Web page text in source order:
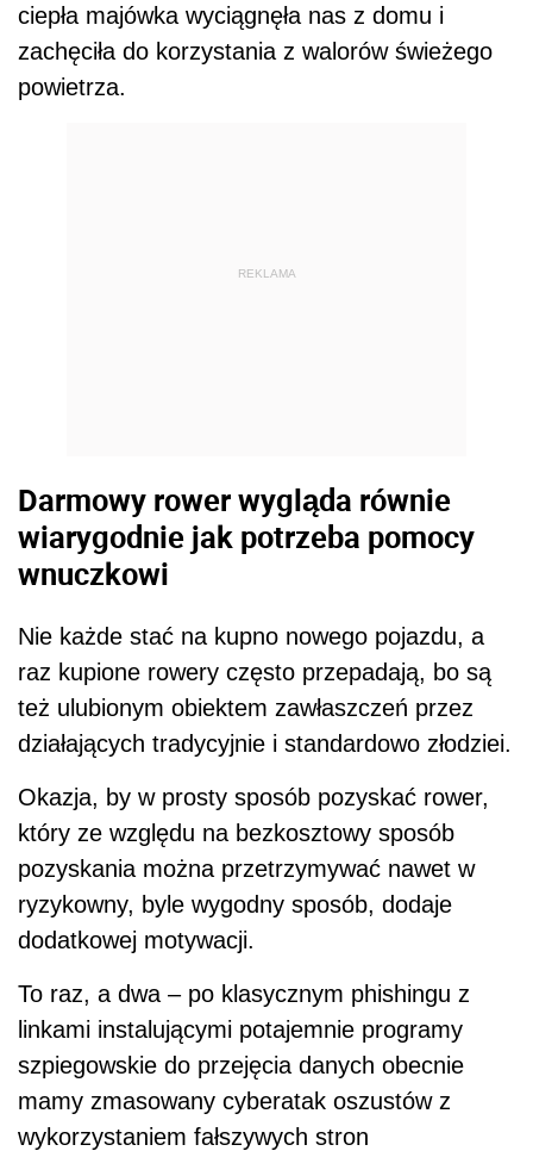
ciepła majówka wyciągnęła nas z domu i
zachęciła do korzystania z walorów świeżego
powietrza.
REKLAMA
Darmowy rower wygląda równie
wiarygodnie jak potrzeba pomocy
wnuczkowi
Nie każde stać na kupno nowego pojazdu, a
raz kupione rowery często przepadają, bo są
też ulubionym obiektem zawłaszczeń przez
działających tradycyjnie i standardowo złodziei.
Okazja, by w prosty sposób pozyskać rower,
który ze względu na bezkosztowy sposób
pozyskania można przetrzymywać nawet w
ryzykowny, byle wygodny sposób, dodaje
dodatkowej motywacji.
To raz, a dwa – po klasycznym phishingu z
linkami instalującymi potajemnie programy
szpiegowskie do przejęcia danych obecnie
mamy zmasowany cyberatak oszustów z
wykorzystaniem fałszywych stron